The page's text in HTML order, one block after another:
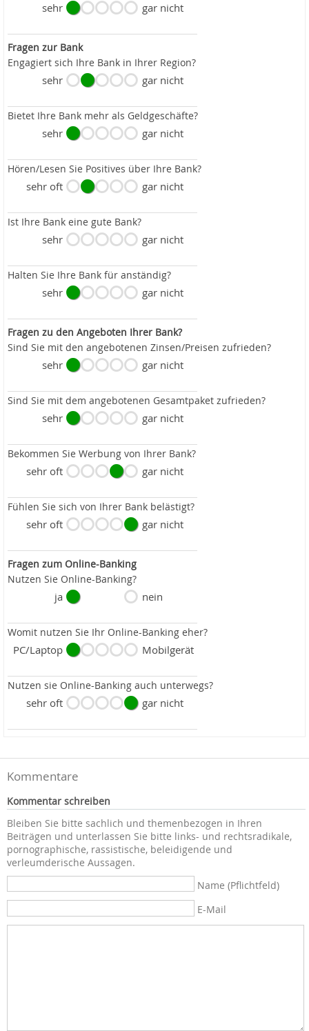
sehr gar nicht
Fragen zur Bank
Engagiert sich Ihre Bank in Ihrer Region?
sehr gar nicht
Bietet Ihre Bank mehr als Geldgeschäfte?
sehr gar nicht
Hören/Lesen Sie Positives über Ihre Bank?
sehr oft gar nicht
Ist Ihre Bank eine gute Bank?
sehr gar nicht
Halten Sie Ihre Bank für anständig?
sehr gar nicht
Fragen zu den Angeboten Ihrer Bank?
Sind Sie mit den angebotenen Zinsen/Preisen zufrieden?
sehr gar nicht
Sind Sie mit dem angebotenen Gesamtpaket zufrieden?
sehr gar nicht
Bekommen Sie Werbung von Ihrer Bank?
sehr oft gar nicht
Fühlen Sie sich von Ihrer Bank belästigt?
sehr oft gar nicht
Fragen zum Online-Banking
Nutzen Sie Online-Banking?
ja nein
Womit nutzen Sie Ihr Online-Banking eher?
PC/Laptop Mobilgerät
Nutzen sie Online-Banking auch unterwegs?
sehr oft gar nicht
Kommentare
Kommentar schreiben
Bleiben Sie bitte sachlich und themenbezogen in Ihren
Beiträgen und unterlassen Sie bitte links- und rechtsradikale,
pornographische, rassistische, beleidigende und
verleumderische Aussagen.
Name (Pflichtfeld)
E-Mail